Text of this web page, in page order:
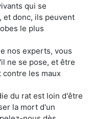
qui se
et donc, ils peuvent
le plus
nos experts, vous
ne se pose, et être
les maux
du rat est loin d'être
la mort d'un